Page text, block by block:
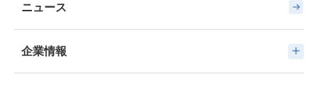
ニュース
企業情報